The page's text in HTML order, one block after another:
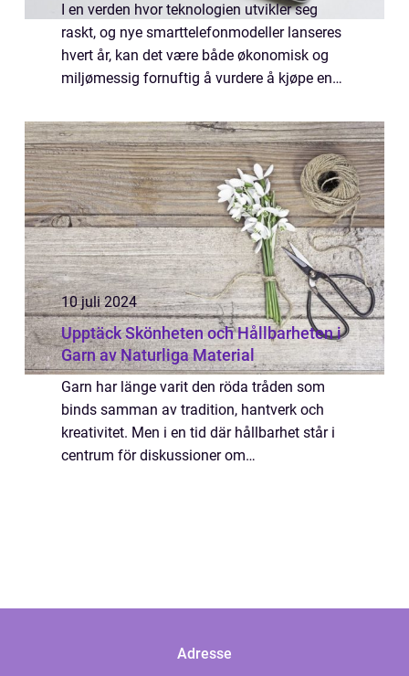
I en verden hvor teknologien utvikler seg
raskt, og nye smarttelefonmodeller lanseres
hvert år, kan det være både økonomisk og
miljømessig fornuftig å vurdere å kjøpe en
10 juli 2024
Upptäck Skönheten och Hållbarheten i
Garn av Naturliga Material
Garn har länge varit den röda tråden som
binds samman av tradition, hantverk och
kreativitet. Men i en tid där hållbarhet står i
centrum för diskussioner om
Adresse